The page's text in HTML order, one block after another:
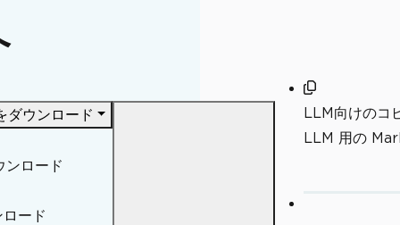
ウンロード
ロード
ード
LLM向けのコ
LLM 用の